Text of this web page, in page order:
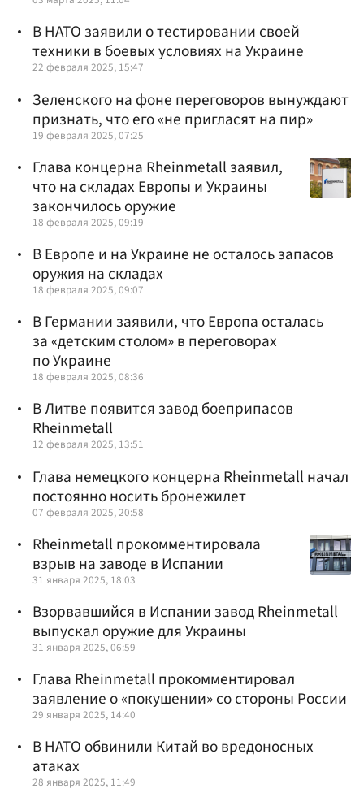
В НАТО заявили о тестировании своей
техники в боевых условиях на Украине
22 февраля 2025, 15:47
Зеленского на фоне переговоров вынуждают
признать, что его «не пригласят на пир»
19 февраля 2025, 07:25
Глава концерна Rheinmetall заявил,
что на складах Европы и Украины
закончилось оружие
18 февраля 2025, 09:19
В Европе и на Украине не осталось запасов
оружия на складах
18 февраля 2025, 09:07
В Германии заявили, что Европа осталась
за «детским столом» в переговорах
по Украине
18 февраля 2025, 08:36
В Литве появится завод боеприпасов
Rheinmetall
12 февраля 2025, 13:51
Глава немецкого концерна Rheinmetall начал
постоянно носить бронежилет
07 февраля 2025, 20:58
Rheinmetall прокомментировала
взрыв на заводе в Испании
31 января 2025, 18:03
Взорвавшийся в Испании завод Rheinmetall
выпускал оружие для Украины
31 января 2025, 06:59
Глава Rheinmetall прокомментировал
заявление о «покушении» со стороны России
29 января 2025, 14:40
В НАТО обвинили Китай во вредоносных
атаках
28 января 2025, 11:49